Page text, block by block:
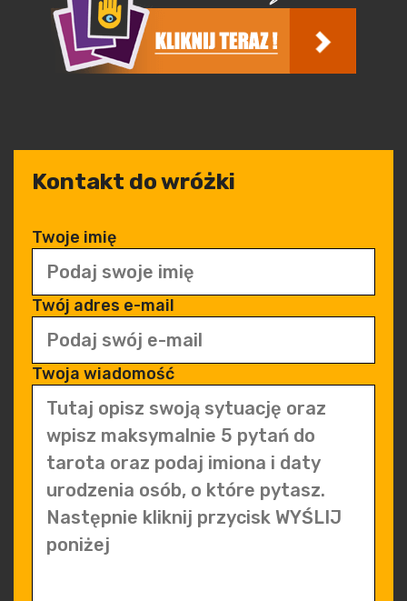
Kontakt do wróżki
Twoje imię
Twój adres e-mail
Twoja wiadomość